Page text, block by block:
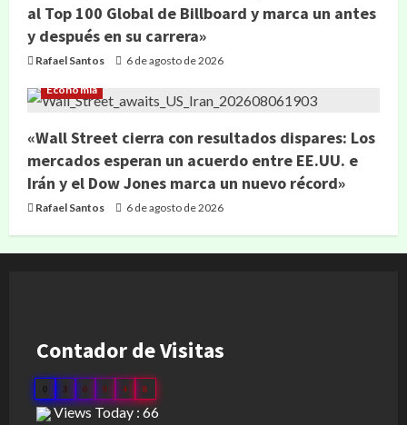
al Top 100 Global de Billboard y marca un antes
y después en su carrera»
Rafael Santos 6 de agosto de 2026
Economía
«Wall Street cierra con resultados dispares: Los
mercados esperan un acuerdo entre EE.UU. e
Irán y el Dow Jones marca un nuevo récord»
Rafael Santos 6 de agosto de 2026
Contador de Visitas
0 3 0 9 4 8
Views Today : 66